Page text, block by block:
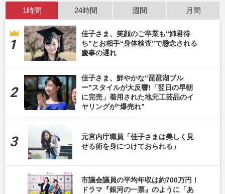
1時間 24時間 週間 月間
佳子さま、笑顔のご卒業も“姉君待
ち”とお相手“身体検査”で懸念される
慶事の遅れ
佳子さま、鮮やかな“琵琶湖ブル
ー”スタイルが大反響!「翌日の早朝
に完売」着用された地元工芸品のイ
ヤリングが“爆売れ”
元宮内庁職員「佳子さまは美しく見
せる術を身につけておられる」
市議会議員の平均年収は約700万円！
ドラマ『銀河の一票』のように「あ